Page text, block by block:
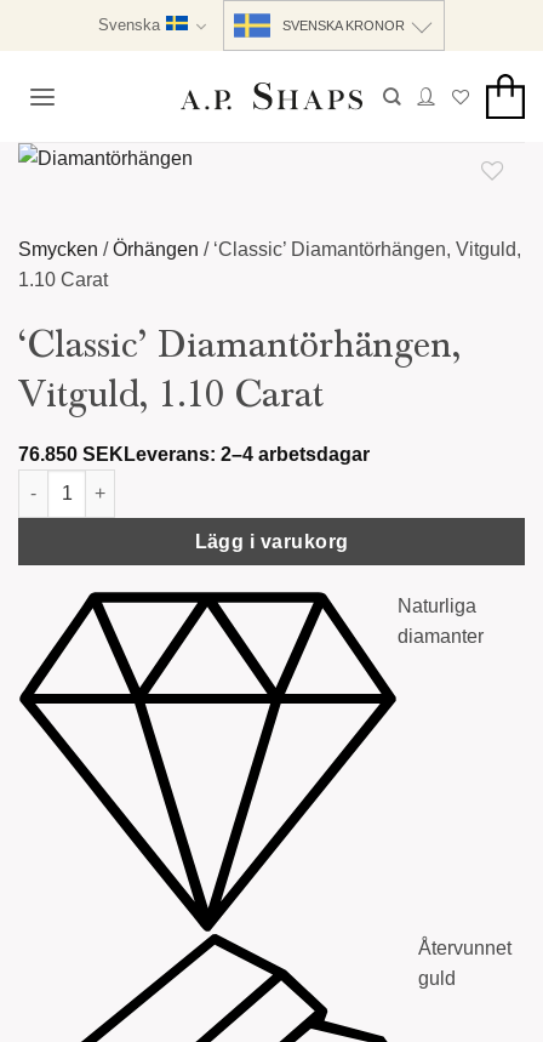
Svenska SVENSKA KRONOR
Smycken /Örhängen / ‘Classic’ Diamantörhängen, Vitguld,
1.10 Carat
‘Classic’ Diamantörhängen,
Vitguld, 1.10 Carat
76.850 SEK Leverans: 2–4 arbetsdagar
‘Classic’ Diamantörhängen, Vitguld, 1.10 Carat mängd
Lägg i varukorg
Naturliga
diamanter
Återvunnet
guld